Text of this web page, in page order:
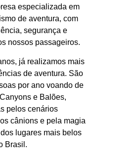
especializada em
de aventura, com
segurança e
nossos passageiros.
já realizamos mais
de aventura. São
por ano voando de
e Balões,
pelos cenários
cânions e pela magia
lugares mais belos
Brasil.